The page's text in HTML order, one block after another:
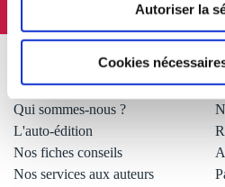
Autoriser la
Cookies
À PROPOS
Qui sommes-nous ?
L'auto-édition
Nos fiches conseils
Nos services aux auteurs